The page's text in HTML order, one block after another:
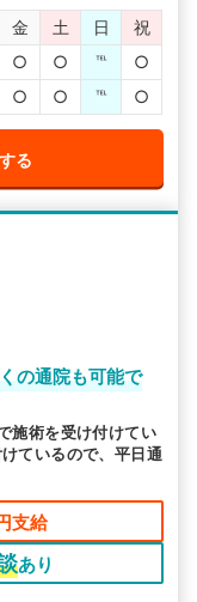
金 土 日
祝
○ ○ ℡
○
○ ○ ℡ ○
る
の通院も可能で
施術を受け付けてい
ているので、平日通
支給
あり